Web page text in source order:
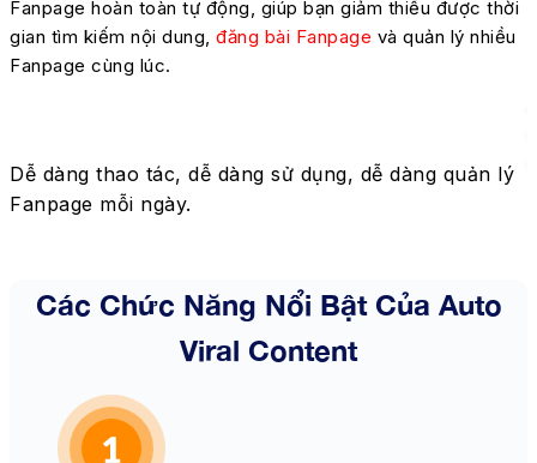
Fanpage hoàn toàn tự động, giúp bạn giảm thiểu được thời
gian tìm kiếm nội dung, đăng bài Fanpage và quản lý nhiều
Fanpage cùng lúc.
Dễ dàng thao tác, dễ dàng sử dụng, dễ dàng quản lý
Fanpage mỗi ngày.
Các Chức Năng Nổi Bật Của Auto
Viral Content